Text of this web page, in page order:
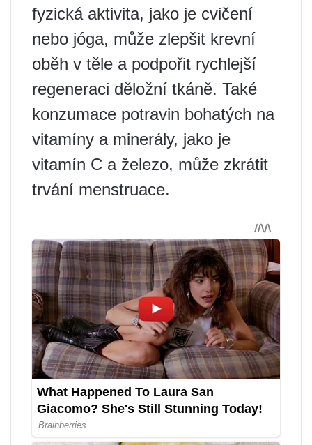
fyzická aktivita, jako je cvičení
nebo jóga, může zlepšit krevní
oběh v těle a podpořit rychlejší
regeneraci děložní tkáně. Také
konzumace potravin bohatých na
vitamíny a minerály, jako je
vitamín C a železo, může zkrátit
trvání menstruace.